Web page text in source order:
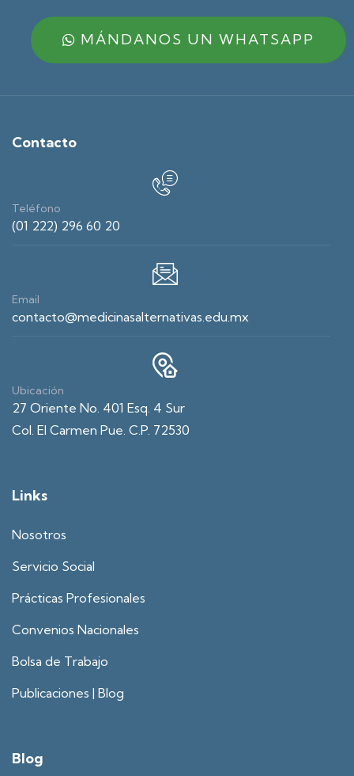
MÁNDANOS UN WHATSAPP
Contacto
Teléfono
(01 222) 296 60 20
Email
contacto@medicinasalternativas.edu.mx
Ubicación
27 Oriente No. 401 Esq. 4 Sur
Col. El Carmen Pue. C.P. 72530
Links
Nosotros
Servicio Social
Prácticas Profesionales
Convenios Nacionales
Bolsa de Trabajo
Publicaciones | Blog
Blog